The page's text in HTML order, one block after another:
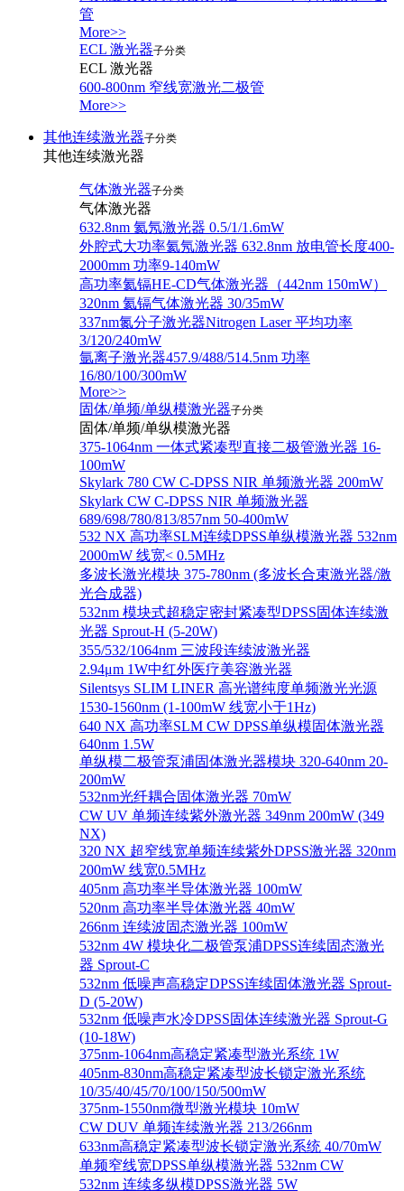
管
More>>
ECL 激光器子分类
ECL 激光器
600-800nm 窄线宽激光二极管
More>>
其他连续激光器子分类
其他连续激光器
气体激光器子分类
气体激光器
632.8nm 氦氖激光器 0.5/1/1.6mW
外腔式大功率氦氖激光器 632.8nm 放电管长度400-
2000mm 功率9-140mW
高功率氦镉HE-CD气体激光器（442nm 150mW）
320nm 氦镉气体激光器 30/35mW
337nm氮分子激光器Nitrogen Laser 平均功率
3/120/240mW
氩离子激光器457.9/488/514.5nm 功率
16/80/100/300mW
More>>
固体/单频/单纵模激光器子分类
固体/单频/单纵模激光器
375-1064nm 一体式紧凑型直接二极管激光器 16-
100mW
Skylark 780 CW C-DPSS NIR 单频激光器 200mW
Skylark CW C-DPSS NIR 单频激光器
689/698/780/813/857nm 50-400mW
532 NX 高功率SLM连续DPSS单纵模激光器 532nm
2000mW 线宽< 0.5MHz
多波长激光模块 375-780nm (多波长合束激光器/激
光合成器)
532nm 模块式超稳定密封紧凑型DPSS固体连续激
光器 Sprout-H (5-20W)
355/532/1064nm 三波段连续波激光器
2.94μm 1W中红外医疗美容激光器
Silentsys SLIM LINER 高光谱纯度单频激光光源
1530-1560nm (1-100mW 线宽小于1Hz)
640 NX 高功率SLM CW DPSS单纵模固体激光器
640nm 1.5W
单纵模二极管泵浦固体激光器模块 320-640nm 20-
200mW
532nm光纤耦合固体激光器 70mW
CW UV 单频连续紫外激光器 349nm 200mW (349
NX)
320 NX 超窄线宽单频连续紫外DPSS激光器 320nm
200mW 线宽0.5MHz
405nm 高功率半导体激光器 100mW
520nm 高功率半导体激光器 40mW
266nm 连续波固态激光器 100mW
532nm 4W 模块化二极管泵浦DPSS连续固态激光
器 Sprout-C
532nm 低噪声高稳定DPSS连续固体激光器 Sprout-
D (5-20W)
532nm 低噪声水冷DPSS固体连续激光器 Sprout-G
(10-18W)
375nm-1064nm高稳定紧凑型激光系统 1W
405nm-830nm高稳定紧凑型波长锁定激光系统
10/35/40/45/70/100/150/500mW
375nm-1550nm微型激光模块 10mW
CW DUV 单频连续激光器 213/266nm
633nm高稳定紧凑型波长锁定激光系统 40/70mW
单频窄线宽DPSS单纵模激光器 532nm CW
532nm 连续多纵模DPSS激光器 5W